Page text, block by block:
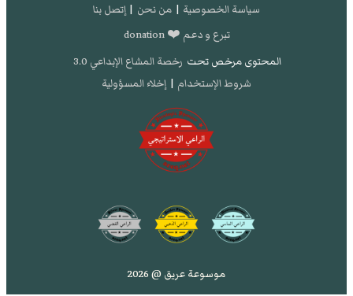
سياسة الخصوصية | من نحن | إتصل بنا
تبرع و دعم ❤️ donation
المحتوى مرخص تحت رخصة المشاع الإبداعي 3.0
شروط الإستخدام | إخلاء المسؤولية
موسوعة عريق @ 2026